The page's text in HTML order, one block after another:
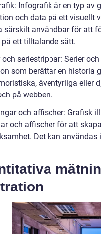
Infografik är en typ av
och data på ett visuellt
särskilt användbar för att
ett tilltalande sätt.
och seriestrippar: Serier
som berättar en historia
äventyrliga eller
på webben.
och affischer: Grafisk
och affischer för att
Det kan